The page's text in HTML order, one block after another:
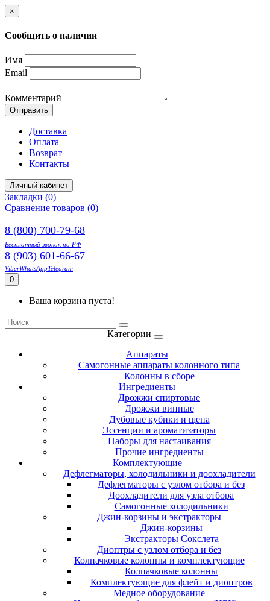
×
Сообщить о наличии
Имя
Email
Комментарий
Отправить
Доставка
Оплата
Возврат
Контакты
Личный кабинет
Закладки (0)
Сравнение товаров (0)
8 (800) 700-79-68
Бесплатный звонок по РФ
8 (903) 601-66-67
ViberWhatsAppTelegram
0
Ваша корзина пуста!
Категории
Аппараты
Самогонные аппараты колонного типа
Колонны в сборе
Ингредиенты
Дрожжи спиртовые
Дрожжи винные
Дубовые кубики и щепа
Эссенции и ароматизаторы
Наборы для настаивания
Прочие ингредиенты
Комплектующие
Дефлегматоры, холодильники и доохладители
Дефлегматоры с узлом отбора и без
Доохладители для узла отбора
Самогонные холодильники
Джин-корзины и экстракторы
Джин-корзины
Экстракторы Сокслета
Диоптры с узлом отбора и без
Колпачковые колонны и комплектующие
Колпачковые колонны
Комплектующие для флейт и диоптров
Медное оборудование